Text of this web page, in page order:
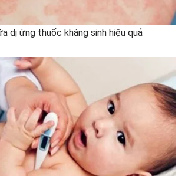
dị ứng thuốc kháng sinh hiệu quả